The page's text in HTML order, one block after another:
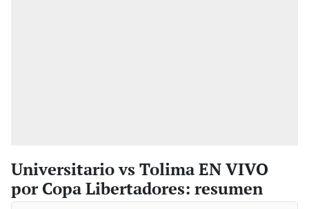
Universitario vs Tolima EN VIVO
por Copa Libertadores: resumen